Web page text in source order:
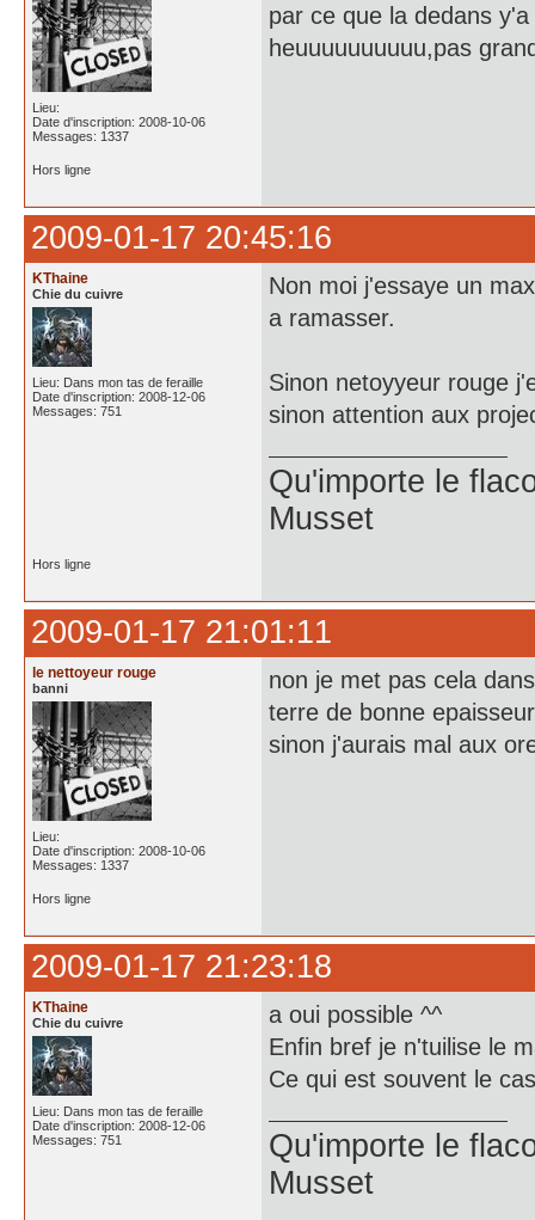
Lieu:
Date d'inscription: 2008-10-06
Messages: 1337
par ce que la dedans
heuuuuuuuuuu,pas
Hors ligne
2009-01-17 20:45:16
KThaine
Chie du cuivre
Lieu: Dans mon tas de feraille
Date d'inscription: 2008-12-06
Messages: 751
Non moi j'essaye un
a ramasser.
Sinon netoyyeur rouge
sinon attention aux
Qu'importe le
Musset
Hors ligne
2009-01-17 21:01:11
le nettoyeur rouge
banni
Lieu:
Date d'inscription: 2008-10-06
Messages: 1337
non je met pas cela
terre de bonne epaisseur
sinon j'aurais mal aux
Hors ligne
2009-01-17 21:23:18
KThaine
Chie du cuivre
Lieu: Dans mon tas de feraille
Date d'inscription: 2008-12-06
Messages: 751
a oui possible ^^
Enfin bref je n'tuilise le
Ce qui est souvent le
Qu'importe le
Musset